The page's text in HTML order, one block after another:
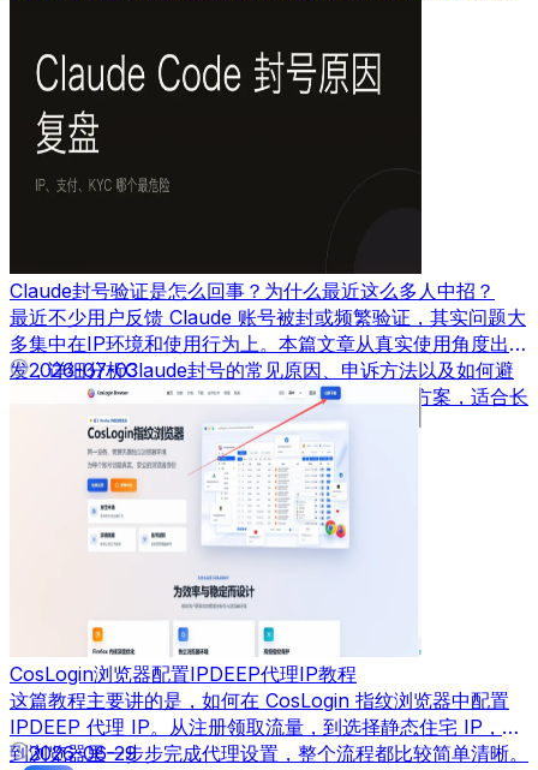
Claude封号验证是怎么回事？为什么最近这么多人中招？
最近不少用户反馈 Claude 账号被封或频繁验证，其实问题大
多集中在IP环境和使用行为上。本篇文章从真实使用角度出
发，详细分析Claude封号的常见原因、申诉方法以及如何避
免再次被封，并结合实际经验给出可落地的解决方案，适合长
期使用AI工具的用户参考。
2026-07-03
CosLogin浏览器配置IPDEEP代理IP教程
这篇教程主要讲的是，如何在 CosLogin 指纹浏览器中配置
IPDEEP 代理 IP。从注册领取流量，到选择静态住宅 IP，再
到浏览器里一步步完成代理设置，整个流程都比较简单清晰。
2026-06-29